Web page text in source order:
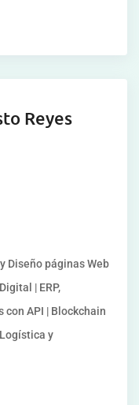
Reyes
Diseño páginas Web
| ERP,
API | Blockchain
y